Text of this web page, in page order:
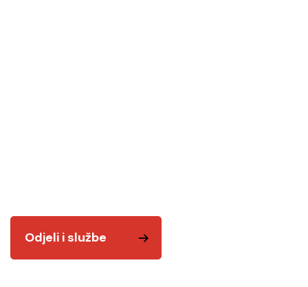
Odjeli i službe